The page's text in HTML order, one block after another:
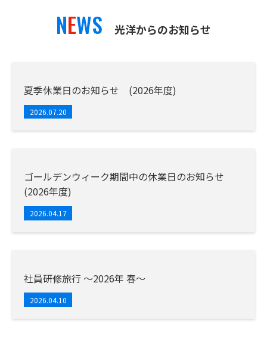
NEWS 光洋からのお知らせ
夏季休業日のお知らせ (2026年度)
2026.07.20
ゴールデンウィーク期間中の休業日のお知らせ
(2026年度)
2026.04.17
社員研修旅行 ～2026年 春～
2026.04.10